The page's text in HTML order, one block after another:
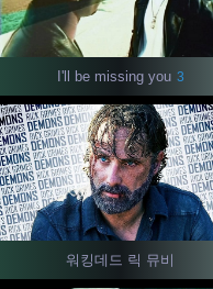
I'll be missing you 3
워킹데드 릭 뮤비